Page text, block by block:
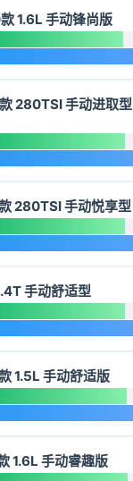
1.6L 手动锋尚版
280TSI 手动进取型
280TSI 手动悦享型
手动舒适型
1.5L 手动舒适版
1.6L 手动睿趣版